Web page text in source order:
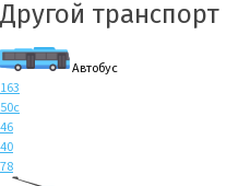
Другой транспорт
Автобус
163
50с
46
40
78